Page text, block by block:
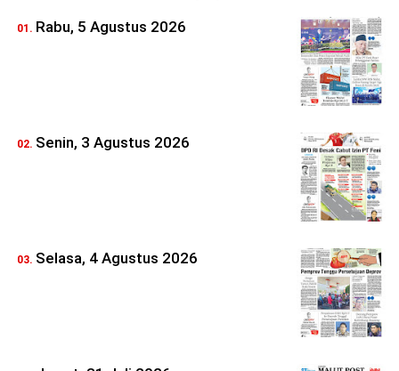
Rabu, 5 Agustus 2026
Senin, 3 Agustus 2026
Selasa, 4 Agustus 2026